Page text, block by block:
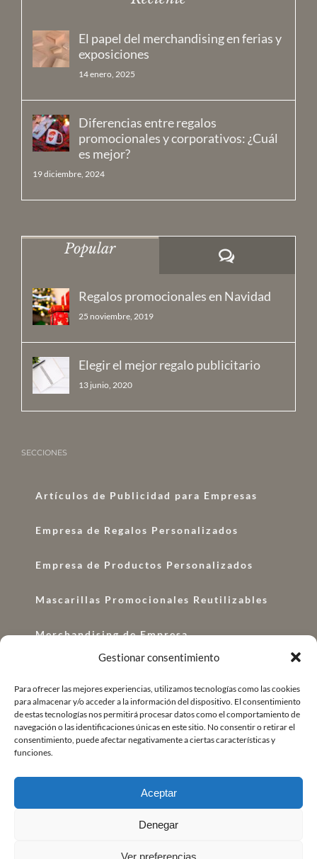
Gestionar consentimiento
Para ofrecer las mejores experiencias, utilizamos tecnologías como las cookies
para almacenar y/o acceder a la información del dispositivo. El consentimiento
de estas tecnologías nos permitirá procesar datos como el comportamiento de
navegación o las identificaciones únicas en este sitio. No consentir o retirar el
consentimiento, puede afectar negativamente a ciertas características y
funciones.
Aceptar
Denegar
Ver preferencias
El papel del merchandising en ferias y
exposiciones
14 enero, 2025
Diferencias entre regalos
promocionales y corporativos: ¿Cuál
es mejor?
19 diciembre, 2024
Popular Comentarios
Regalos promocionales en Navidad
25 noviembre, 2019
Elegir el mejor regalo publicitario
13 junio, 2020
SECCIONES
Artículos de Publicidad para Empresas
Empresa de Regalos Personalizados
Empresa de Productos Personalizados
Mascarillas Promocionales Reutilizables
Merchandising de Empresa
Regalos Corporativos
Regalo de Empresa Original